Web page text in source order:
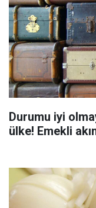
Durumu iyi
ülke! Emekli